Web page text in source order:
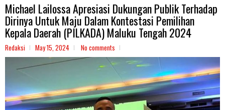
Michael Lailossa Apresiasi Dukungan Publik Terhadap
Dirinya Untuk Maju Dalam Kontestasi Pemilihan
Kepala Daerah (PILKADA) Maluku Tengah 2024
Redaksi May 15, 2024 No comments